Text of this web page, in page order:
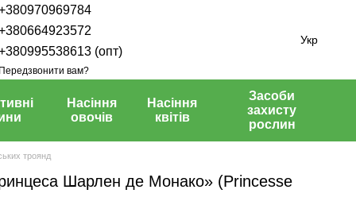
(опт)
Передзвонити вам?
Укр
Насіння
овочів
Насіння
квітів
Засоби
захисту
рослин
троянд
Шарлен де Монако» (Princesse